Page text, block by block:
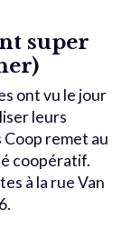
super
ont vu le jour
leurs
remet au
coopératif.
à la rue Van